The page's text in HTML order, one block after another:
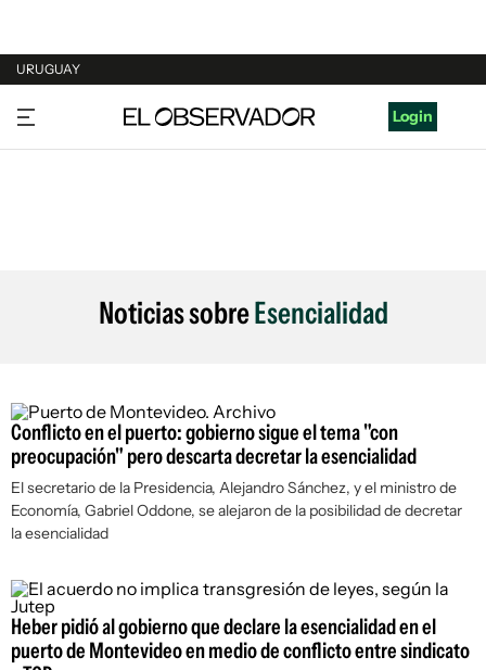
URUGUAY
URUGUAY
ARGENTINA
Login
Noticias sobreEsencialidad
Conflicto en el puerto: gobierno sigue el tema "con
preocupación" pero descarta decretar la esencialidad
El secretario de la Presidencia, Alejandro Sánchez, y el ministro de
Economía, Gabriel Oddone, se alejaron de la posibilidad de decretar
la esencialidad
Heber pidió al gobierno que declare la esencialidad en el
puerto de Montevideo en medio de conflicto entre sindicato